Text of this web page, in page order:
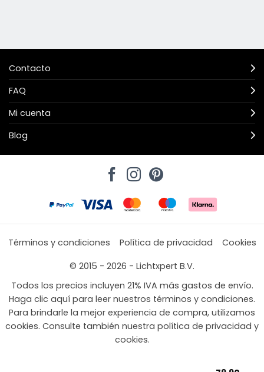
Contacto
FAQ
Mi cuenta
Blog
Términos y condiciones Política de privacidad
Cookies
© 2015 - 2026 - Lichtxpert B.V.
Todos los precios incluyen 21% IVA más gastos de envío.
Haga clic aquí para leer nuestros términos y condiciones.
Para brindarle la mejor experiencia de compra, utilizamos
cookies. Consulte también nuestra política de privacidad y
cookies.